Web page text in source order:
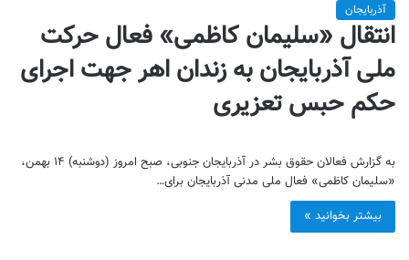
آذربایجان
انتقال «سلیمان کاظمی» فعال حرکت
ملی آذربایجان به زندان اهر جهت اجرای
حکم حبس تعزیری
به گزارش فعالان حقوق بشر در آذربایجان جنوبی، صبح امروز (دوشنبه) ۱۴ بهمن،
«سلیمان کاظمی» فعال ملی مدنی آذربایجان برای…
بیشتر بخوانید »